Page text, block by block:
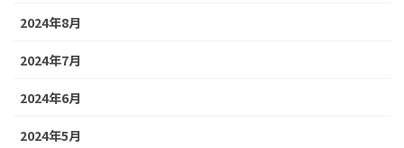
2024年8月
2024年7月
2024年6月
2024年5月